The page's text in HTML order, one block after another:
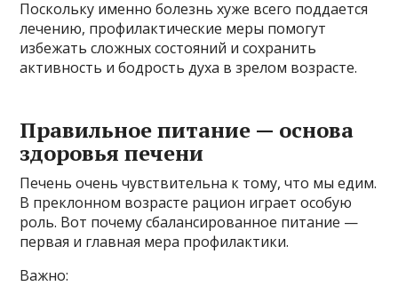
Поскольку именно болезнь хуже всего поддается
лечению, профилактические меры помогут
избежать сложных состояний и сохранить
активность и бодрость духа в зрелом возрасте.
Правильное питание — основа
здоровья печени
Печень очень чувствительна к тому, что мы едим.
В преклонном возрасте рацион играет особую
роль. Вот почему сбалансированное питание —
первая и главная мера профилактики.
Важно: